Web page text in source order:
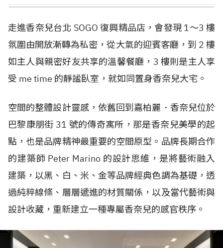
走進香奈兒台北 SOGO 復興精品店，會發現 1～3 樓
氛圍由開放漸轉為私密，從大氣的迎賓客廳，到 2 樓
如主人與親密好友共享的溫馨餐廳，3 樓則是主人享
受 me time 的靜謐臥室，就如同置身香奈兒大宅。
空間的整體設計靈感，依舊回到嘉柏麗．香奈兒位於
巴黎康朋街 31 號的傳奇寓所，那是香奈兒美學的起
點，也是品牌精神最重要的空間原型。品牌長期合作
的建築師 Peter Marino 的設計思維，是將藝術融入
建築，以黑、白、米、金等品牌經典色調為基礎，透
過純粹線條、層層遞進的材質關係，以及當代藝術與
設計收藏，重新建立一種專屬香奈兒的感官秩序。